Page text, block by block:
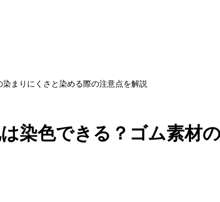
まりにくさと染める際の注意点を解説
染色できる？ゴム素材